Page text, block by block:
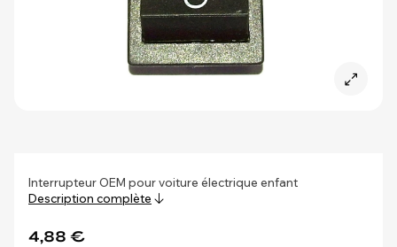
Interrupteur OEM pour voiture électrique enfant
Description complète
4,88 €